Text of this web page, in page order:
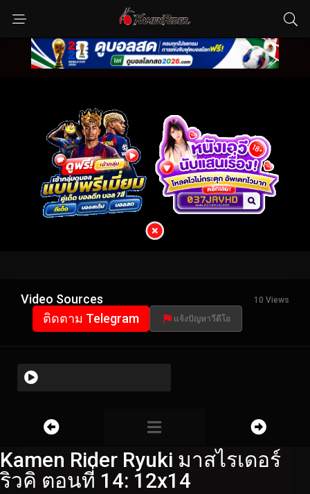
Video Sources 10 Views
ติดตาม Telegram แจ้งปัญหาวีดีโอ
Kamen Rider Ryuki มาสไรเดอร์
ริวคิ ตอนที่ 14: 12x14